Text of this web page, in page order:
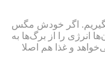
سخت نگیریم. اگر خودش مگس
انرژی را از برگ‌ها به
و غذا هم اصلا